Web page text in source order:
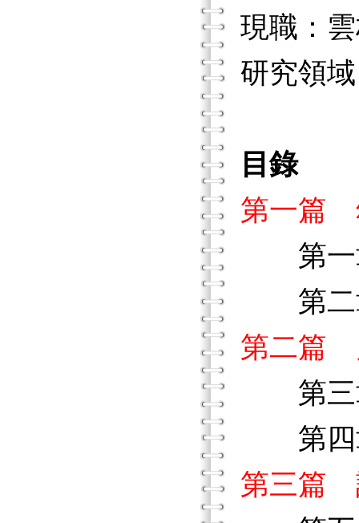
現職：
研究領
目錄
第一篇
第一
第二
第二篇
第三
第四
第三篇